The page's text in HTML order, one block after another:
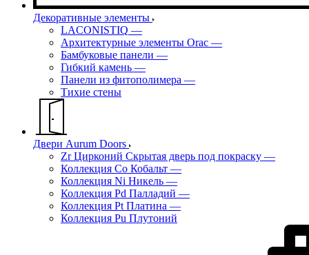
Декоративные элементы
LACONISTIQ —
Архитектурные элементы Orac —
Бамбуковые панели —
Гибкий камень —
Панели из фитополимера —
Тихие стены
Двери Aurum Doors
Zr Цирконий Скрытая дверь под покраску —
Коллекция Co Кобальт —
Коллекция Ni Никель —
Коллекция Pd Палладий —
Коллекция Pt Платина —
Коллекция Pu Плутоний